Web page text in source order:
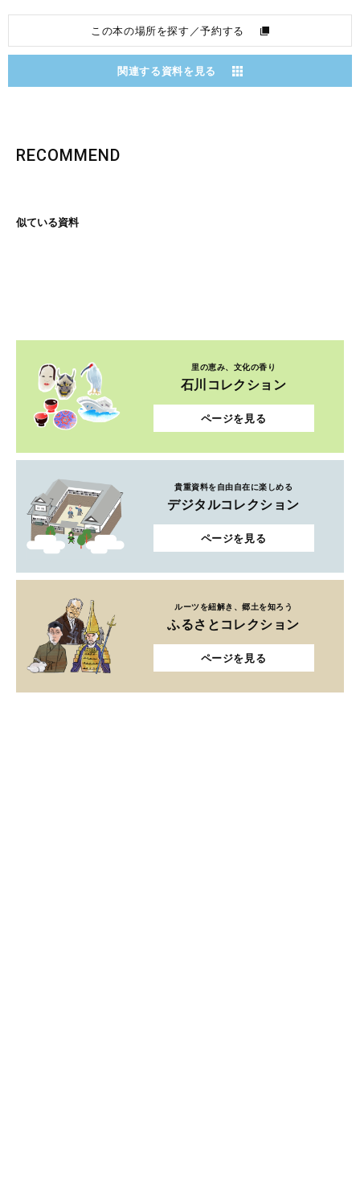
この本の場所を探す／予約する
関連する資料を見る
RECOMMEND
似ている資料
里の恵み、文化の香り
石川コレクション
ページを見る
貴重資料を自由自在に楽しめる
デジタルコレクション
ページを見る
ルーツを紐解き、郷土を知ろう
ふるさとコレクション
ページを見る